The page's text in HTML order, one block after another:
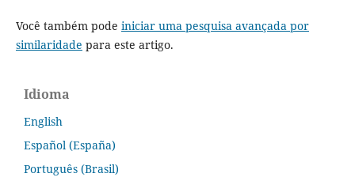
Você também pode iniciar uma pesquisa avançada por
similaridade para este artigo.
Idioma
English
Español (España)
Português (Brasil)